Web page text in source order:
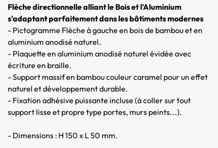
Flèche directionnelle alliant le Bois et l'Aluminium
s'adaptant parfaitement dans les bâtiments modernes
- Pictogramme Flèche à gauche en bois de bambou et en
aluminium anodisé naturel.
- Plaquette en aluminium anodisé naturel évidée avec
écriture en braille.
- Support massif en bambou couleur caramel pour un effet
naturel et développement durable.
- Fixation adhésive puissante incluse (à coller sur tout
support lisse et propre type portes, murs peints...).
- Dimensions : H 150 x L 50 mm.